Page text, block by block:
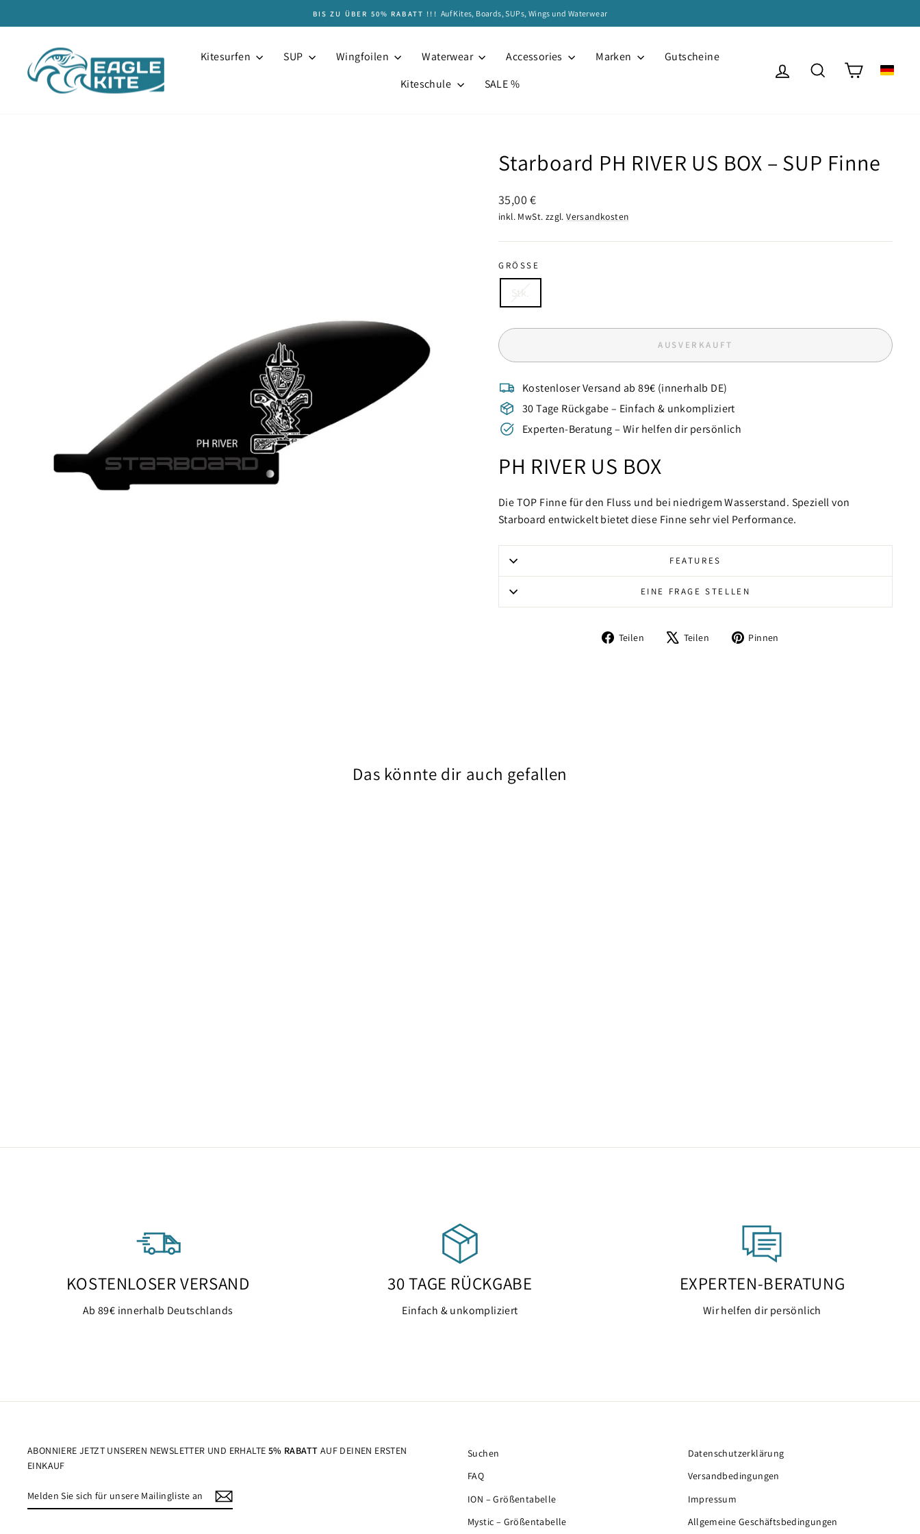
zum
BIS ZU ÜBER 50% RABATT !!! Auf Kites, Boards, SUPs, Wings und Waterwear
Kitesurfen SUP Wingfoilen Waterwear Accessories Marken
Gutscheine
Kiteschule
SALE %
EinloggenSuche
Starboard PH RIVER US BOX – SUP Finne
Normaler
Preis
35,00 €
inkl. MwSt. zzgl.Versandkosten
GRÖSSE
Stk.
AUSVERKAUFT
Kostenloser Versand ab 89€ (innerhalb DE)
30 Tage Rückgabe – Einfach & unkompliziert
Experten-Beratung – Wir helfen dir persönlich
PH RIVER US BOX
Die TOP Finne für den Fluss und bei niedrigem Wasserstand. Speziell von
Starboard entwickelt bietet diese Finne sehr viel Performance.
FEATURES
EINE FRAGE STELLEN
Teilen
Auf
Teilen
Auf
Pinnen
Das könnte dir auch gefallen
KOSTENLOSER VERSAND
Ab 89€ innerhalb Deutschlands
30 TAGE RÜCKGABE
Einfach & unkompliziert
EXPERTEN-BERATUNG
Wir helfen dir persönlich
ABONNIERE JETZT UNSEREN NEWSLETTER UND ERHALTE 5% RABATT AUF DEINEN ERSTEN
EINKAUF
SIE
Suchen
FAQ
ION – Größentabelle
Mystic – Größentabelle
Datenschutzerklärung
Versandbedingungen
Impressum
Allgemeine Geschäftsbedingungen